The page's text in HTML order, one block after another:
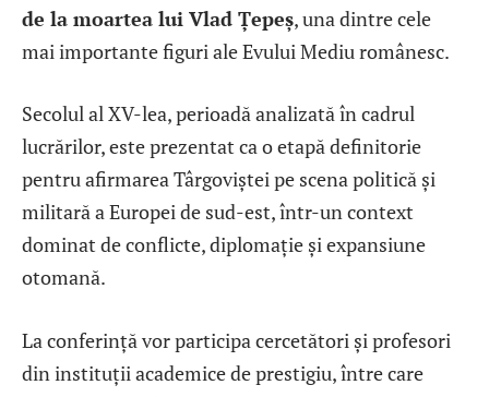
de la moartea lui Vlad Țepeș, una dintre cele
mai importante figuri ale Evului Mediu românesc.
Secolul al XV-lea, perioadă analizată în cadrul
lucrărilor, este prezentat ca o etapă definitorie
pentru afirmarea Târgoviștei pe scena politică și
militară a Europei de sud-est, într-un context
dominat de conflicte, diplomație și expansiune
otomană.
La conferință vor participa cercetători și profesori
din instituții academice de prestigiu, între care